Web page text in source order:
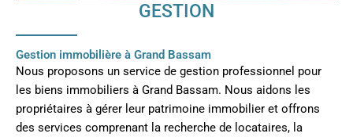
GESTION
Gestion immobilière à Grand Bassam
Nous proposons un service de gestion professionnel pour
les biens immobiliers à Grand Bassam. Nous aidons les
propriétaires à gérer leur patrimoine immobilier et offrons
des services comprenant la recherche de locataires, la